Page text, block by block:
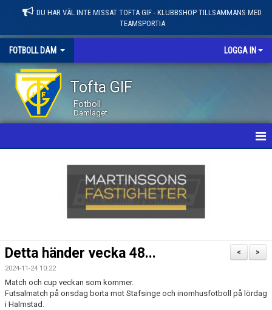
DU HAR VÄL INTE MISSAT TOFTA GIF - KLUBBSHOP TILLSAMMANS MED
TEAMSPORTIA
FOTBOLL DAM LOGGA IN
Tofta GIF
Fotboll
Damlaget
LEDARE / TRUPP
BILDGALLERI
>
<
Detta händer vecka 48...
2024-11-24 10:22
Match och cup veckan som kommer.
Futsalmatch på onsdag borta mot Stafsinge och inomhusfotboll på lördag
i Halmstad.